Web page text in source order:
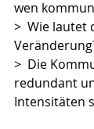
wen
>  Wie lautet
>  Die
redundant
Intensitäten